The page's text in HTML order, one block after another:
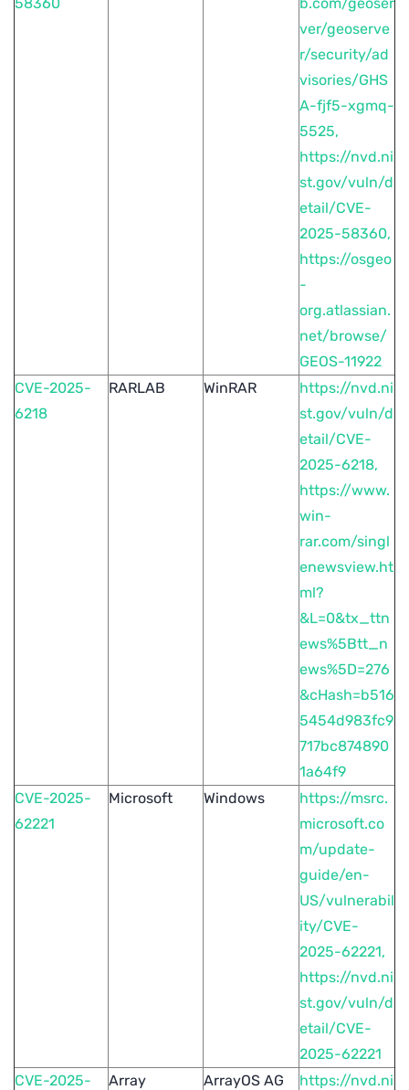
ver/geoserve
r/security/ad
visories/GHS
A-fjf5-xgmq-
5525,
https://nvd.ni
st.gov/vuln/d
etail/CVE-
2025-58360,
https://osgeo
-
org.atlassian.
net/browse/
GEOS-11922
CVE-2025-
6218
RARLAB WinRAR
https://nvd.ni
st.gov/vuln/d
etail/CVE-
2025-6218,
https://www.
win-
rar.com/singl
enewsview.ht
ml?
&L=0&tx_ttn
ews%5Btt_n
ews%5D=276
&cHash=b516
5454d983fc9
717bc874890
1a64f9
CVE-2025-
62221
Microsoft Windows
https://msrc.
microsoft.co
m/update-
guide/en-
US/vulnerabil
ity/CVE-
2025-62221,
https://nvd.ni
st.gov/vuln/d
etail/CVE-
2025-62221
CVE-2025-
Array
ArrayOS AG
https://nvd.ni